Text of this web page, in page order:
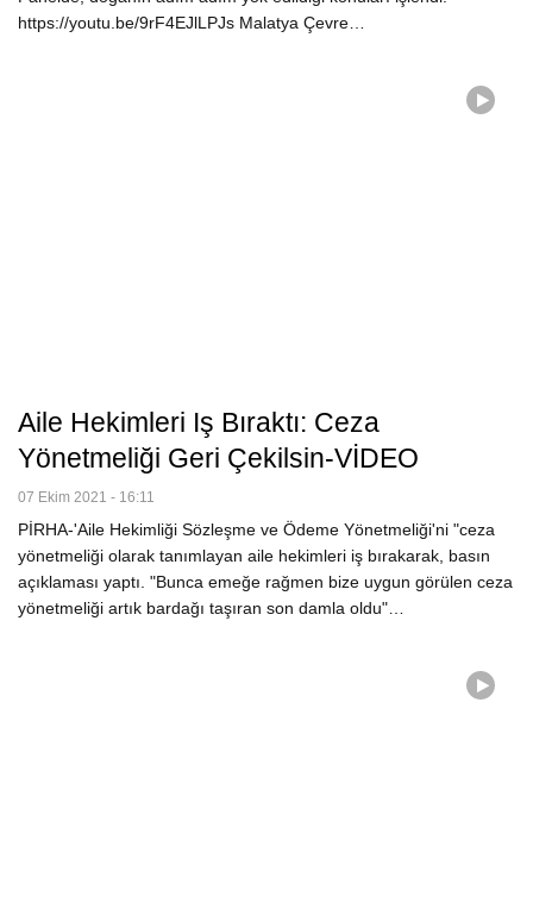
https://youtu.be/9rF4EJlLPJs Malatya Çevre…
Aile Hekimleri Iş Bıraktı: Ceza
Yönetmeliği Geri Çekilsin-VİDEO
07 Ekim 2021 - 16:11
PİRHA-'Aile Hekimliği Sözleşme ve Ödeme Yönetmeliği'ni "ceza
yönetmeliği olarak tanımlayan aile hekimleri iş bırakarak, basın
açıklaması yaptı. "Bunca emeğe rağmen bize uygun görülen ceza
yönetmeliği artık bardağı taşıran son damla oldu"…